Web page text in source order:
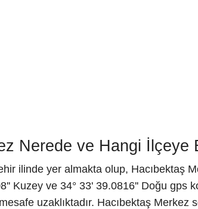
Nerede ve Hangi İlçeye
ilinde yer almakta olup, Hacıbektaş
Kuzey ve 34° 33' 39.0816'' Doğu gps
uzaklıktadır. Hacıbektaş